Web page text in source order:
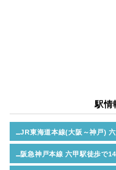
駅情
JR東海道本線(大阪～神戸)
阪急神戸本線 六甲駅徒歩で